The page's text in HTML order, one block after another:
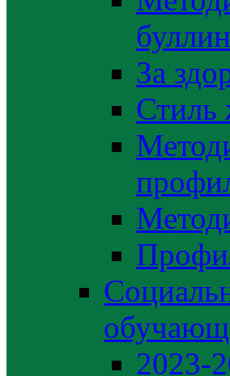
За
Стиль
2023-